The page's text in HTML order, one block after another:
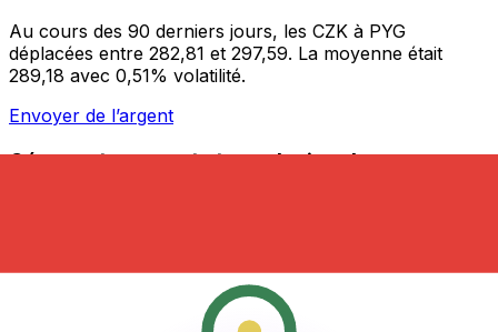
Au cours des 90 derniers jours, les CZK à PYG
déplacées entre 282,81 et 297,59. La moyenne était
289,18 avec 0,51% volatilité.
Envoyer de l’argent
Gérez votre argent et vos devises lorsque vous
et la gestion de vos devises. Convertissez des devises,
programmez des alertes de taux et transférez de
l'argent à l'étranger sans frais cachés. Téléchargez